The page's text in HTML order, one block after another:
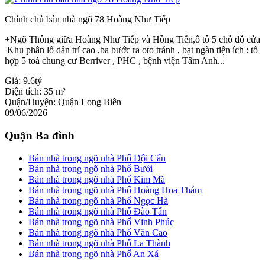
Chính chủ bán nhà ngõ 78 Hoàng Như Tiếp
+Ngõ Thông giữa Hoàng Như Tiếp và Hồng Tiến,ô tô 5 chỗ đỗ cửa
Khu phân lô dân trí cao ,ba bước ra oto tránh , bạt ngàn tiện ích : tổ
hợp 5 toà chung cư Berriver , PHC , bệnh viện Tâm Anh...
Giá: 9.6tỷ
Diện tích: 35 m²
Quận/Huyện: Quận Long Biên
09/06/2026
Quận Ba đình
Bán nhà trong ngõ nhà Phố Đội Cấn
Bán nhà trong ngõ nhà Phố Bưởi
Bán nhà trong ngõ nhà Phố Kim Mã
Bán nhà trong ngõ nhà Phố Hoàng Hoa Thám
Bán nhà trong ngõ nhà Phố Ngọc Hà
Bán nhà trong ngõ nhà Phố Đào Tấn
Bán nhà trong ngõ nhà Phố Vĩnh Phúc
Bán nhà trong ngõ nhà Phố Văn Cao
Bán nhà trong ngõ nhà Phố La Thành
Bán nhà trong ngõ nhà Phố An Xá